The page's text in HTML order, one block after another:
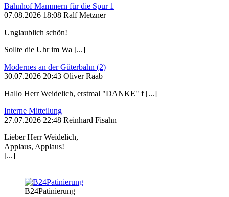
Bahnhof Mammern für die Spur 1
07.08.2026 18:08 Ralf Metzner
Unglaublich schön!
Sollte die Uhr im Wa [...]
Modernes an der Güterbahn (2)
30.07.2026 20:43 Oliver Raab
Hallo Herr Weidelich, erstmal "DANKE" f [...]
Interne Mitteilung
27.07.2026 22:48 Reinhard Fisahn
Lieber Herr Weidelich,
Applaus, Applaus!
[...]
B24Patinierung